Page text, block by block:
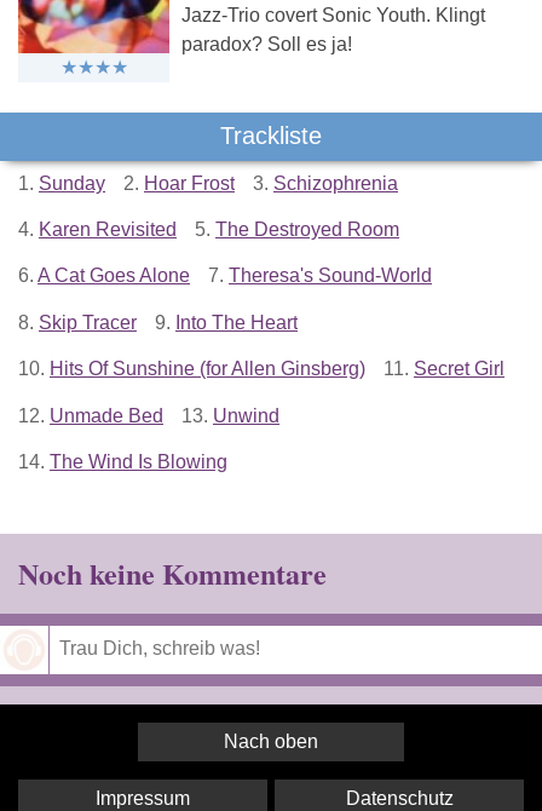
Jazz-Trio covert Sonic Youth. Klingt
paradox? Soll es ja!
Trackliste
1. Sunday 2. Hoar Frost 3. Schizophrenia
4. Karen Revisited 5. The Destroyed Room
6. A Cat Goes Alone 7. Theresa's Sound-World
8. Skip Tracer 9. Into The Heart
10. Hits Of Sunshine (for Allen Ginsberg) 11. Secret Girl
12. Unmade Bed 13. Unwind
14. The Wind Is Blowing
Noch keine Kommentare
Nach oben
Impressum Datenschutz